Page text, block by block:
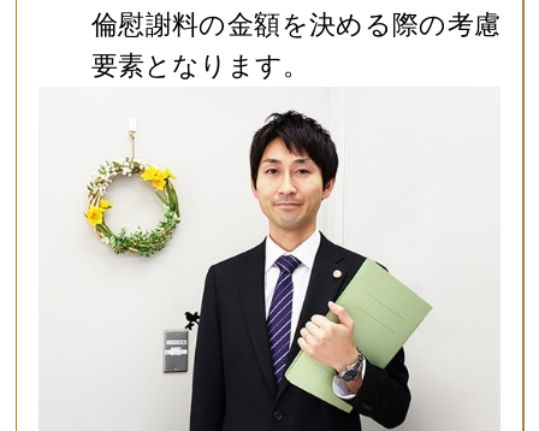
倫慰謝料の金額を決める際の考慮
要素となります。